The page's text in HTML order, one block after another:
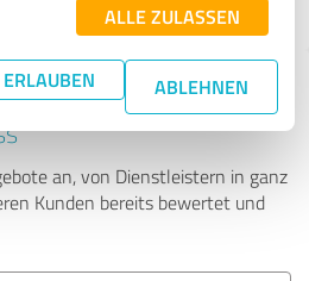
ALLE ZULASSEN
ABLEHNEN
Experten finden - mit
an, von Dienstleistern in ganz
Kunden bereits bewertet und